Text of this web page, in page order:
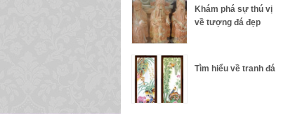
Khám phá sự thú vị
về tượng đá đẹp
Tìm hiểu về tranh đá